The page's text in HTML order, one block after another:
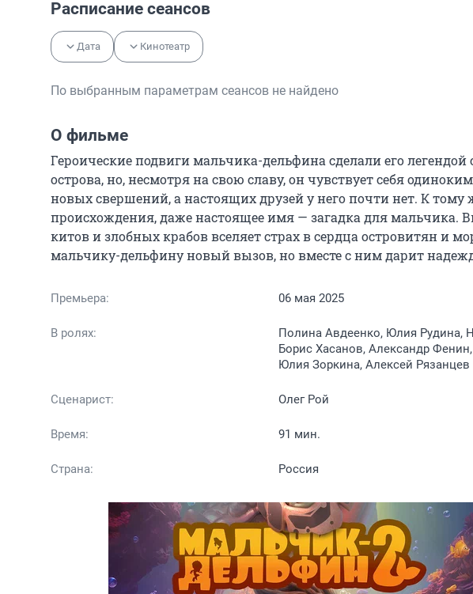
Расписание сеансов
Дата Кинотеатр
По выбранным параметрам сеансов не найдено
О фильме
Героические подвиги мальчика-дельфина сделали его
острова, но, несмотря на свою славу, он чувствует себя
новых свершений, а настоящих друзей у него почти нет. К тому
происхождения, даже настоящее имя — загадка для мальчика.
китов и злобных крабов вселяет страх в сердца островитян и
мальчику-дельфину новый вызов, но вместе с ним дарит
Премьера: 06 мая 2025
В ролях:
Полина Авдеенко, Юлия Рудина,
Борис Хасанов, Александр
Юлия Зоркина, Алексей Рязанцев
Сценарист: Олег Рой
Время: 91 мин.
Страна: Россия